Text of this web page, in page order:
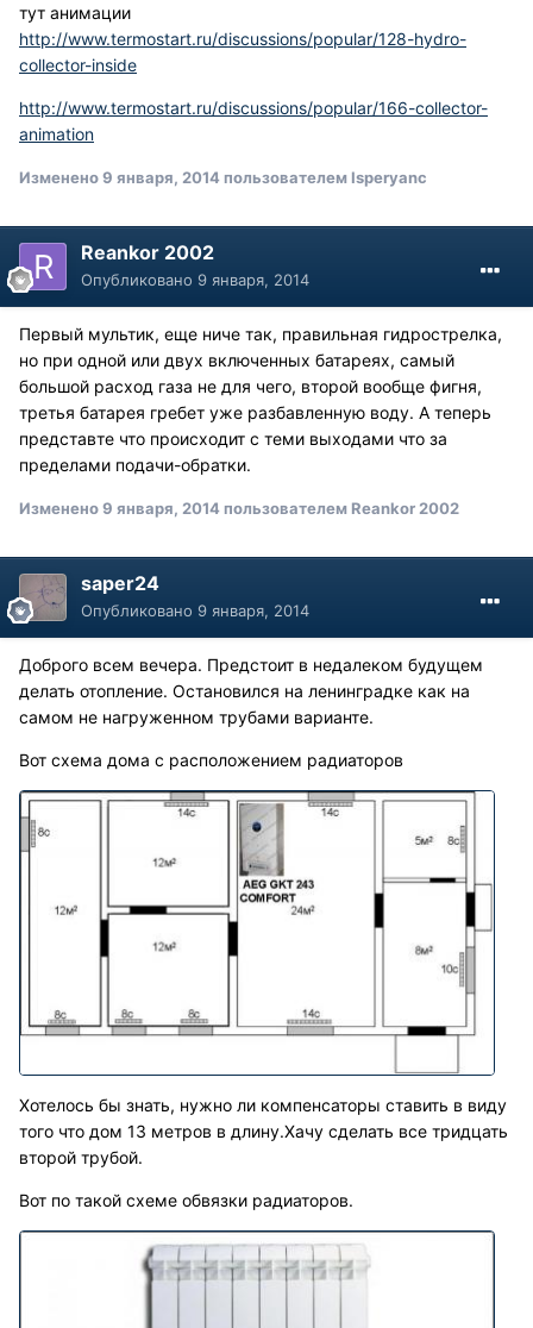
тут анимации
http://www.termostart.ru/discussions/popular/128-hydro-
collector-inside
http://www.termostart.ru/discussions/popular/166-collector-
animation
Изменено9 января, 2014пользователем Isperyanc
Reankor 2002
Опубликовано 9 января, 2014
Первый мультик, еще ниче так, правильная гидрострелка,
но при одной или двух включенных батареях, самый
большой расход газа не для чего, второй вообще фигня,
третья батарея гребет уже разбавленную воду. А теперь
представте что происходит с теми выходами что за
пределами подачи-обратки.
Изменено9 января, 2014пользователем Reankor 2002
saper24
Опубликовано 9 января, 2014
Доброго всем вечера. Предстоит в недалеком будущем
делать отопление. Остановился на ленинградке как на
самом не нагруженном трубами варианте.
Вот схема дома с расположением радиаторов
Хотелось бы знать, нужно ли компенсаторы ставить в виду
того что дом 13 метров в длину.Хачу сделать все тридцать
второй трубой.
Вот по такой схеме обвязки радиаторов.